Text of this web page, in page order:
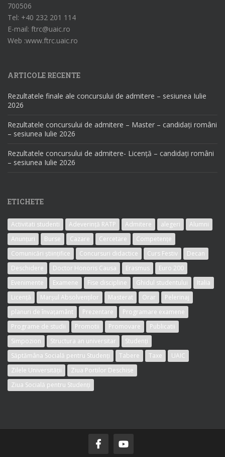
700506
Tel: +40 232 201 114
E-mail: ftrc@uaic.ro
Web :www.ftrc.uaic.ro
ARTICOLE RECENTE
Rezultatele finale ale concursului de admitere – sesiunea Iulie
2026
Rezultatele concursului de admitere – Master – candidați români
– sesiunea Iulie 2026
Rezultatele concursului de admitere- Licență – candidați români
– sesiunea Iulie 2026
ETICHETE
Activitati studenti Adeverință RATP Admitere alegeri
Alumni
Anunțuri
Burse Cazare Cercetare
Competențe
Comunicări științifice
Concursuri didactice Curs Festiv
Decan
Deschidere
Doctor Honoris Causa Erasmus
Euro 200
Evenimente
Examene Fise discipline Ghidul studentului
Italia
Licență
Marșul Absolvenților Masterat Orar
Pelerinaj
planuri de învațamânt
Prezentare
Programare examene
Programe de studii
Promotii Promovare
Publicatii
Simpozion
Structura an universitar
Studenți
Săptămâna Socială pentru Studenți
Tabere Taxe
UAIC
Zilele Universității
Ziua Portilor Deschise
Ziua Socială pentru Studenți